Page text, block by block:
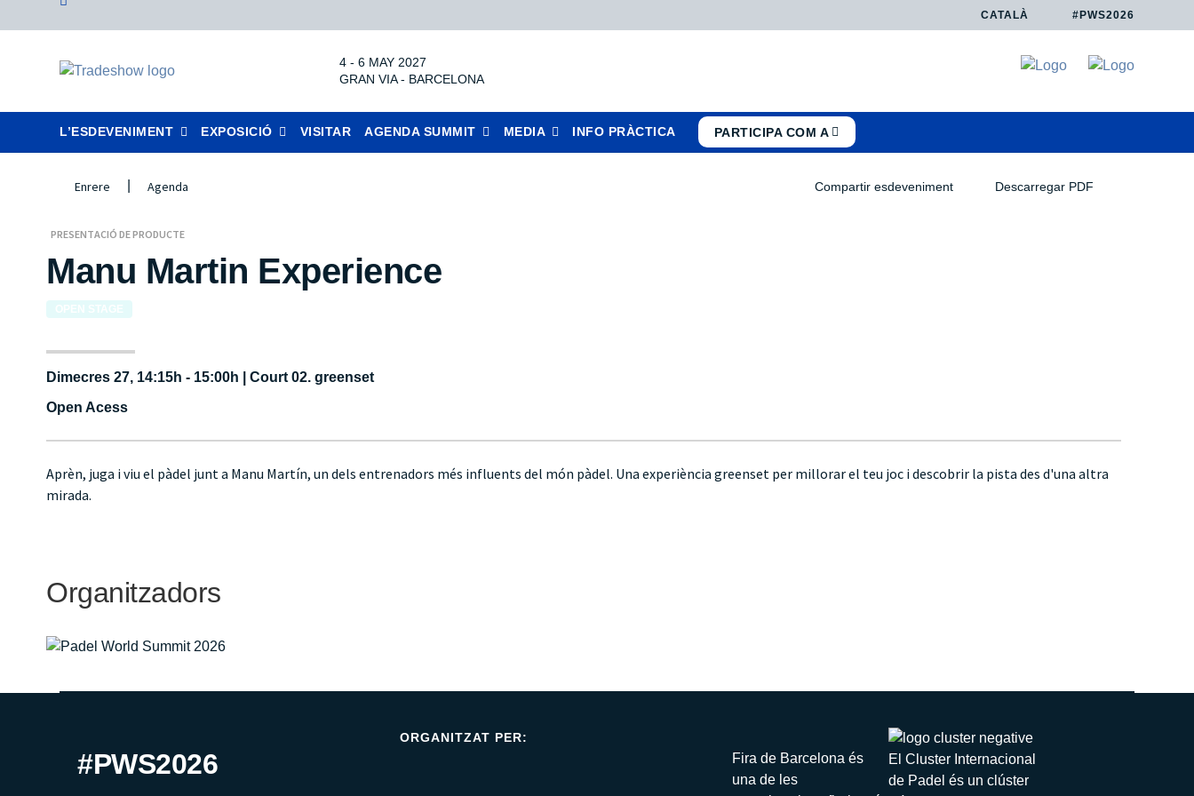
CATALÀ #PWS2026
4- 6 MAY 2027
GRAN VIA- BARCELONA
L’ESDEVENIMENT EXPOSICIÓ VISITAR AGENDA SUMMIT MEDIA INFO PRÀCTICA PARTICIPA COM A
Enrere Agenda Compartir esdeveniment Descarregar PDF
PRESENTACIÓ DE PRODUCTE
Manu Martin Experience
OPEN STAGE
Dimecres 27, 14:15h - 15:00h
Court 02. greenset
Open Acess
Aprèn, juga i viu el pàdel junt a Manu Martín, un dels entrenadors més influents del món pàdel. Una experiència greenset per millorar el teu joc i descobrir la pista des d'una altra
mirada.
Organitzadors
#PWS2026
ORGANITZAT PER:​
Fira de Barcelona és
una de les
El Cluster Internacional
de Padel és un clúster